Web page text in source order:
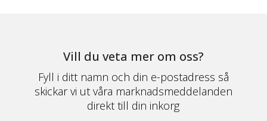
Vill du veta mer om oss?
Fyll i ditt namn och din e-postadress så
skickar vi ut våra marknadsmeddelanden
direkt till din inkorg